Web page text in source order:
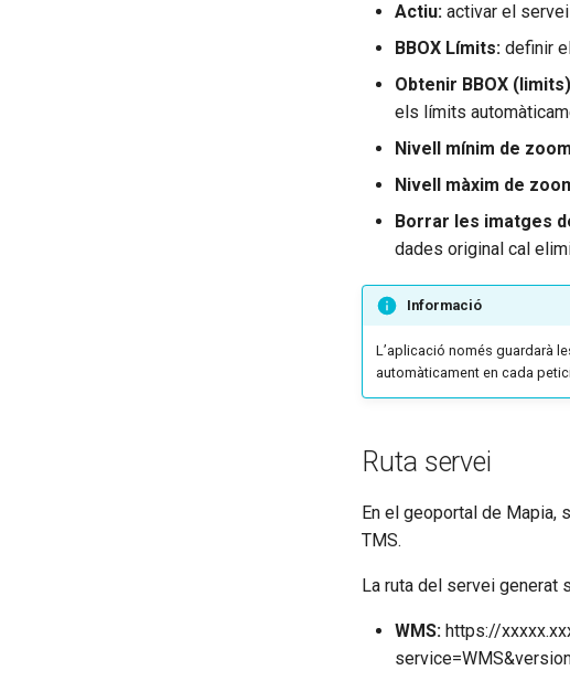
Actiu: activar el
BBOX Límits: definir
Obtenir BBOX
els límits
Nivell mínim de
Nivell màxim de
Borrar les imatges
dades original cal
Informació
L’aplicació només guardarà
automàticament en cada
Ruta servei
En el geoportal de Mapia,
TMS.
La ruta del servei generat
WMS: https://